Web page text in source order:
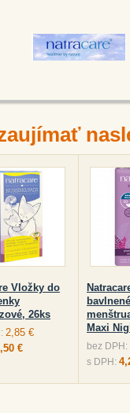
Vložky do
26ks
2,85 €
€
bavlnené
Maxi
bez DPH:
s DPH: